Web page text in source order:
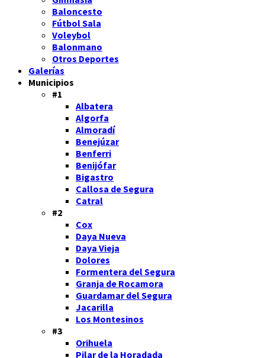
Baloncesto
Fútbol Sala
Voleybol
Balonmano
Otros Deportes
Galerías
Municipios
#1
Albatera
Algorfa
Almoradí
Benejúzar
Benferri
Benijófar
Bigastro
Callosa de Segura
Catral
#2
Cox
Daya Nueva
Daya Vieja
Dolores
Formentera del Segura
Granja de Rocamora
Guardamar del Segura
Jacarilla
Los Montesinos
#3
Orihuela
Pilar de la Horadada